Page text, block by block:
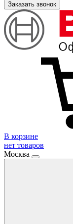
Заказать звонок
В корзине
нет товаров
Москва